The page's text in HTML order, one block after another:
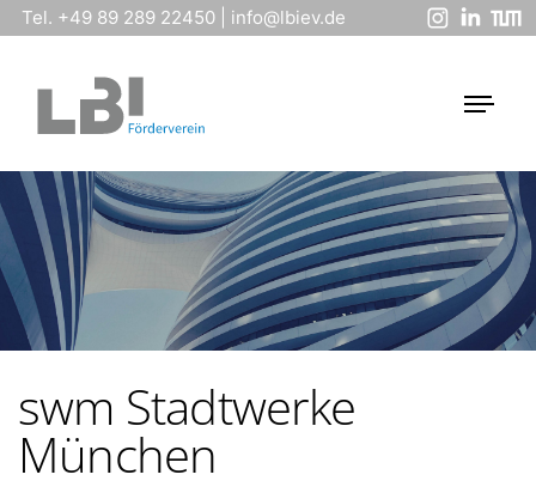
Tel. +49 89 289 22450 info@lbiev.de
swm Stadtwerke
München